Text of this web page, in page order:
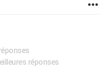
réponses